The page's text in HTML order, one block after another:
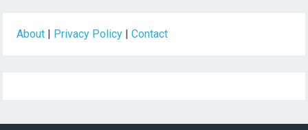
About | Privacy Policy |Contact